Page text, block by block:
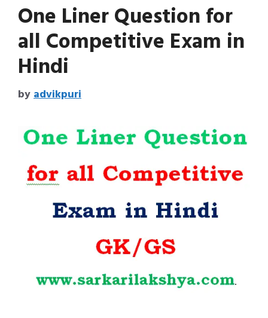
One Liner Question for
all Competitive Exam in
Hindi
byadvikpuri